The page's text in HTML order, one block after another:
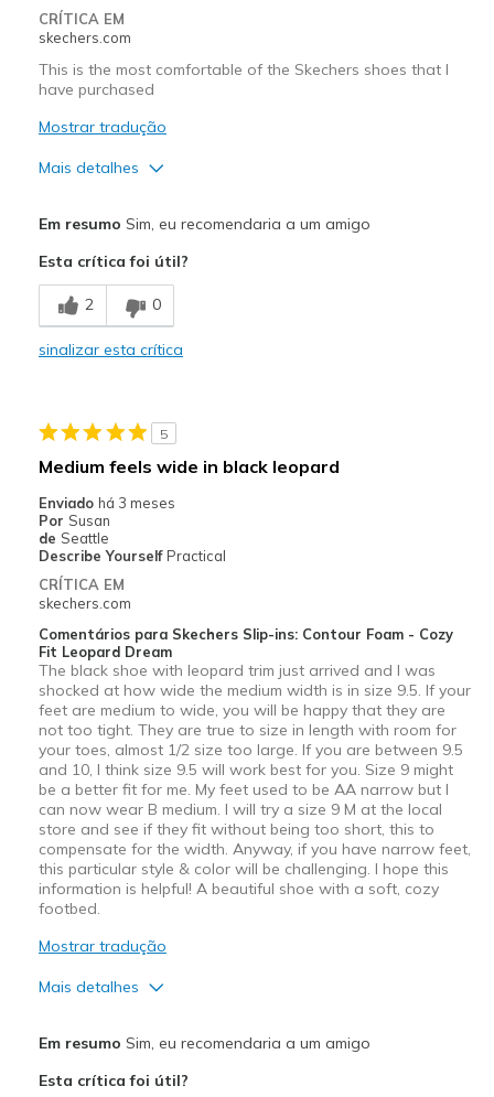
Width
Sizing
View On Shoes
I'm Really Into Shoes
CRÍTICA EM
skechers.com
This is the most comfortable of the Skechers shoes that I
have purchased
Mostrar tradução
Mais detalhes
Breathe Well
Comfortable
Contras
Melhores utilizações
Special Occasions
Travel
Width
Feels true to width
Sizing
Feels true to size
View On Shoes
I'm Into Shoes
Em resumo Sim, eu recomendaria a um amigo
Esta crítica foi útil?
2 0
sinalizar esta crítica
5
Medium feels wide in black leopard
Enviado há 3 meses
Por Susan
de Seattle
Describe Yourself Practical
CRÍTICA EM
skechers.com
Comentários para Skechers Slip-ins: Contour Foam - Cozy
Fit Leopard Dream
The black shoe with leopard trim just arrived and I was
shocked at how wide the medium width is in size 9.5. If your
feet are medium to wide, you will be happy that they are
not too tight. They are true to size in length with room for
your toes, almost 1/2 size too large. If you are between 9.5
and 10, I think size 9.5 will work best for you. Size 9 might
be a better fit for me. My feet used to be AA narrow but I
can now wear B medium. I will try a size 9 M at the local
store and see if they fit without being too short, this to
compensate for the width. Anyway, if you have narrow feet,
this particular style & color will be challenging. I hope this
information is helpful! A beautiful shoe with a soft, cozy
footbed.
Mostrar tradução
Mais detalhes
Em resumo Sim, eu recomendaria a um amigo
Esta crítica foi útil?